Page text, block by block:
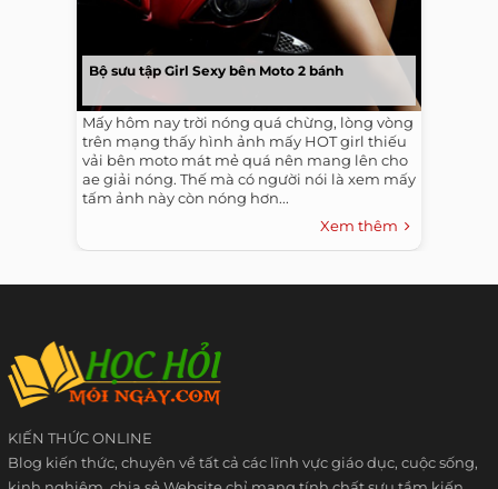
Bộ sưu tập Girl Sexy bên Moto 2 bánh
Mấy hôm nay trời nóng quá chừng, lòng vòng
trên mạng thấy hình ảnh mấy HOT girl thiếu
vải bên moto mát mẻ quá nên mang lên cho
ae giải nóng. Thế mà có người nói là xem mấy
tấm ảnh này còn nóng hơn...
Xem thêm
KIẾN THỨC ONLINE
Blog kiến thức, chuyên về tất cả các lĩnh vực giáo dục, cuộc sống,